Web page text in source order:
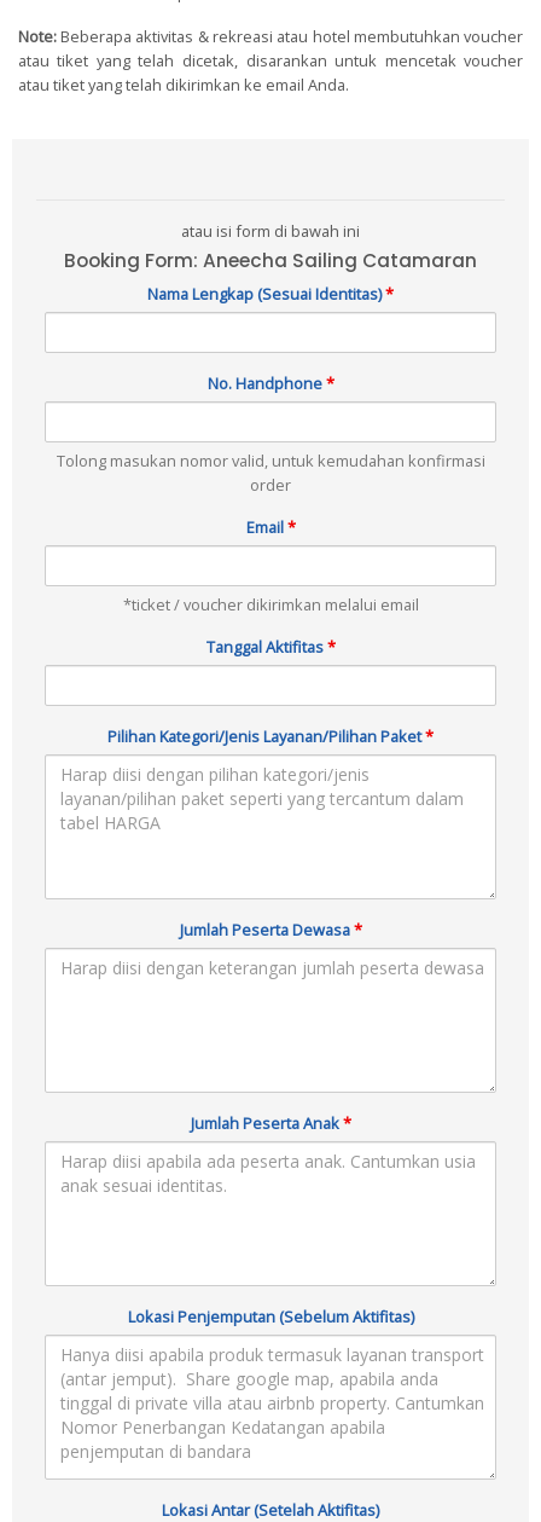
Note: Beberapa aktivitas & rekreasi atau hotel membutuhkan voucher
atau tiket yang telah dicetak, disarankan untuk mencetak voucher
atau tiket yang telah dikirimkan ke email Anda.
atau isi form di bawah ini
Booking Form: Aneecha Sailing Catamaran
Nama Lengkap (Sesuai Identitas)*
No. Handphone*
Tolong masukan nomor valid, untuk kemudahan konfirmasi
order
Email*
*ticket / voucher dikirimkan melalui email
Tanggal Aktifitas*
Pilihan Kategori/Jenis Layanan/Pilihan Paket*
Jumlah Peserta Dewasa*
Jumlah Peserta Anak*
Lokasi Penjemputan (Sebelum Aktifitas)
Lokasi Antar (Setelah Aktifitas)